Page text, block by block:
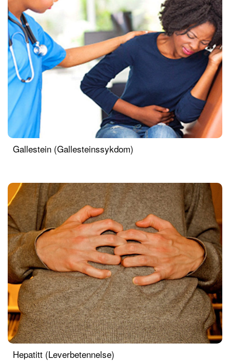
Gallestein (Gallesteinssykdom)
Hepatitt (Leverbetennelse)